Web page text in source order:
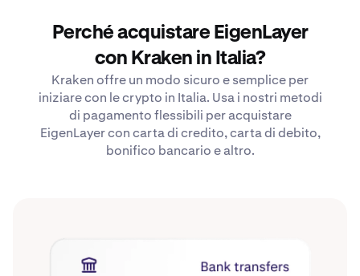
Perché acquistare EigenLayer
con Kraken in Italia?
Kraken offre un modo sicuro e semplice per
iniziare con le crypto in Italia. Usa i nostri metodi
di pagamento flessibili per acquistare
EigenLayer con carta di credito, carta di debito,
bonifico bancario e altro.